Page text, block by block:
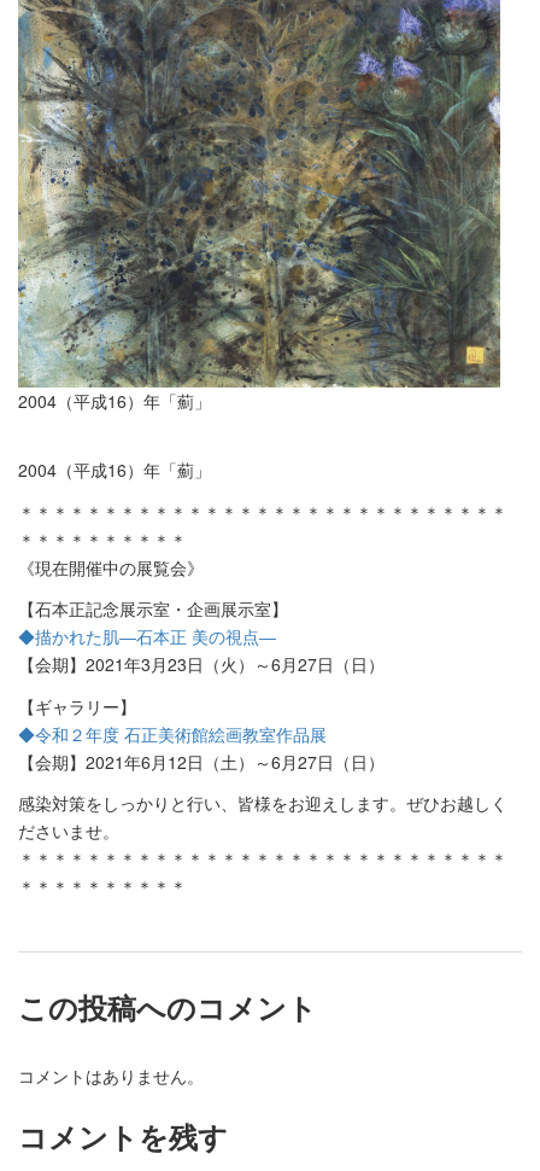
2004（平成16）年「薊」
2004（平成16）年「薊」
＊＊＊＊＊＊＊＊＊＊＊＊＊＊＊＊＊＊＊＊＊＊＊＊＊＊＊＊＊
＊＊＊＊＊＊＊＊＊＊
《現在開催中の展覧会》
【石本正記念展示室・企画展示室】
◆描かれた肌―石本正 美の視点―
【会期】2021年3月23日（火）～6月27日（日）
【ギャラリー】
◆令和２年度 石正美術館絵画教室作品展
【会期】2021年6月12日（土）～6月27日（日）
感染対策をしっかりと行い、皆様をお迎えします。ぜひお越しく
ださいませ。
＊＊＊＊＊＊＊＊＊＊＊＊＊＊＊＊＊＊＊＊＊＊＊＊＊＊＊＊＊
＊＊＊＊＊＊＊＊＊＊
この投稿へのコメント
コメントはありません。
コメントを残す